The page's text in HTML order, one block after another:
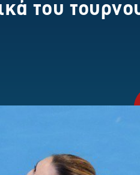
του